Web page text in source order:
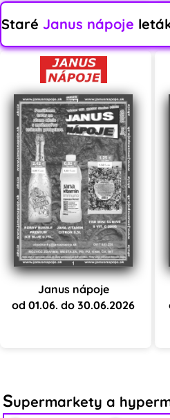
Staré Janus nápoje
Janus nápoje
od 01.06. do 30.06.2026
Supermarkety a